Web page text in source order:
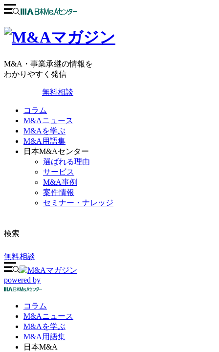
M&A・事業承継の情報を
わかりやすく発信
無料相談
コラム
M&Aニュース
M&Aを学ぶ
M&A用語集
日本M&Aセンター
選ばれる理由
サービス
M&A事例
案件情報
セミナー・ナレッジ
検索
無料相談
powered by
コラム
M&Aニュース
M&Aを学ぶ
M&A 用語集
日本M&A